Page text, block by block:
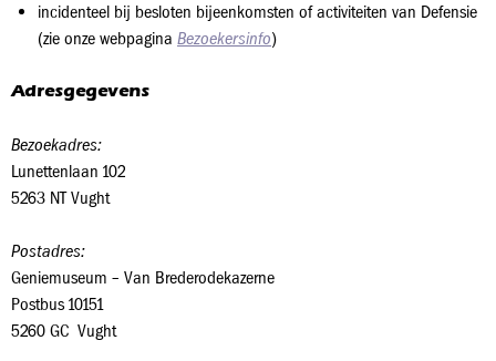
incidenteel bij besloten bijeenkomsten of activiteiten van Defensie
(zie onze webpagina Bezoekersinfo)
Adresgegevens
Bezoekadres:
Lunettenlaan 102
5263 NT Vught
Postadres:
Geniemuseum – Van Brederodekazerne
Postbus 10151
5260 GC Vught